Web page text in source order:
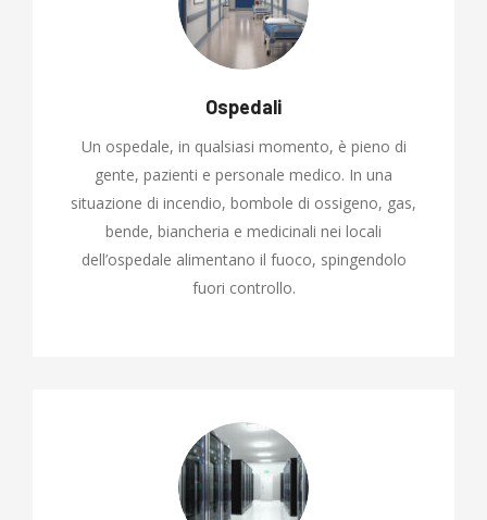
Ospedali
Un ospedale, in qualsiasi momento, è pieno di
gente, pazienti e personale medico. In una
situazione di incendio, bombole di ossigeno, gas,
bende, biancheria e medicinali nei locali
dell’ospedale alimentano il fuoco, spingendolo
fuori controllo.